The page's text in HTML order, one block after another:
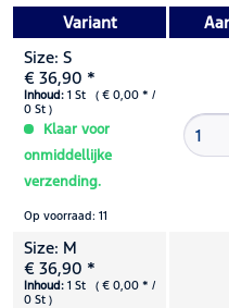
Variant
Size: S
€ 36,90 *
Inhoud: 1 St ( € 0,00 * /
0 St )
Klaar voor
onmiddellijke
verzending.
Op voorraad: 11
Size: M
€ 36,90 *
Inhoud: 1 St ( € 0,00 * /
0 St )